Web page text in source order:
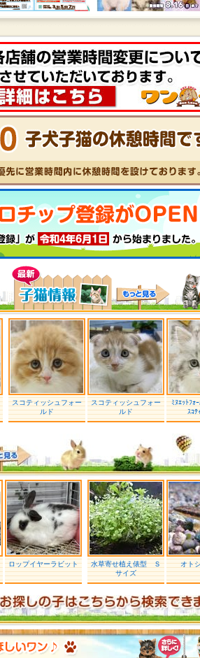
スコティッシュフォー
ルド
スコティッシュフォー
ルド
ﾐﾇｴｯﾄﾌｫ
ｽｺﾃ
ロップイヤーラビット
水草寄せ植え俵型 Ｓ
サイズ
オト